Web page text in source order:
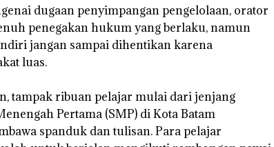
dugaan penyimpangan pengelolaan, orator
penegakan hukum yang berlaku, namun
jangan sampai dihentikan karena
luas.
tampak ribuan pelajar mulai dari jenjang
Pertama (SMP) di Kota Batam
spanduk dan tulisan. Para pelajar